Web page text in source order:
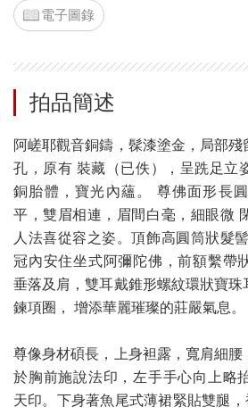
電子圖錄
拍品簡述
阿嵯耶觀音銅鑄，髹漆塗金，局部
孔，原有 裝藏（已佚），呈跣足立
銅胎體，寶光內蘊。 尊佛面形長
平，雙眉相連，眉間白毫，細眼微
人法喜從容之姿。頂飾高圓筒狀髮
冠內安住坐式阿彌陀佛，前額繫帶
垂落及肩，雙耳戴錐形螺紋環狀寶
鍊項圈， 增添華麗璀璨的莊嚴氣息。
尊像身材碩長，上身袒露，寬肩細腰
於胸前施說法印，左手手心向上略
天印。下身著魚尾式薄裙緊貼雙腿